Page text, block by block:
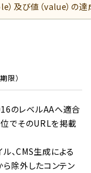
及び値（value）の達
限）
のレベルAAへ適合
でそのURLを掲載
、CMS生成による
除外したコンテン